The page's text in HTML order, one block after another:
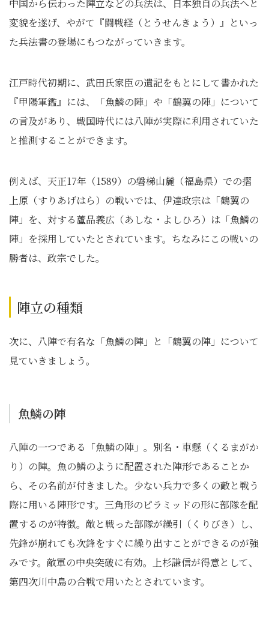
中国から伝わった陣立などの兵法は、日本独自の兵法へと
変貌を遂げ、やがて『闘戦経（とうせんきょう）』といっ
た兵法書の登場にもつながっていきます。
江戸時代初期に、武田氏家臣の遺記をもとにして書かれた
『甲陽軍鑑』には、「魚鱗の陣」や「鶴翼の陣」について
の言及があり、戦国時代には八陣が実際に利用されていた
と推測することができます。
例えば、天正17年（1589）の磐梯山麓（福島県）での摺
上原（すりあげはら）の戦いでは、伊達政宗は「鶴翼の
陣」を、対する蘆品義広（あしな・よしひろ）は「魚鱗の
陣」を採用していたとされています。ちなみにこの戦いの
勝者は、政宗でした。
陣立の種類
次に、八陣で有名な「魚鱗の陣」と「鶴翼の陣」について
見ていきましょう。
魚鱗の陣
八陣の一つである「魚鱗の陣」。別名・車懸（くるまがか
り）の陣。魚の鱗のように配置された陣形であることか
ら、その名前が付きました。少ない兵力で多くの敵と戦う
際に用いる陣形です。三角形のピラミッドの形に部隊を配
置するのが特徴。敵と戦った部隊が繰引（くりびき）し、
先鋒が崩れても次鋒をすぐに繰り出すことができるのが強
みです。敵軍の中央突破に有効。上杉謙信が得意として、
第四次川中島の合戦で用いたとされています。